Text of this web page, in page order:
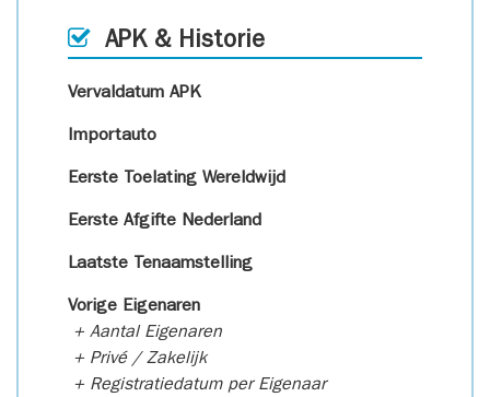
APK & Historie
Vervaldatum APK
Importauto
Eerste Toelating Wereldwijd
Eerste Afgifte Nederland
Laatste Tenaamstelling
Vorige Eigenaren
+ Aantal Eigenaren
+ Privé / Zakelijk
+ Registratiedatum per Eigenaar